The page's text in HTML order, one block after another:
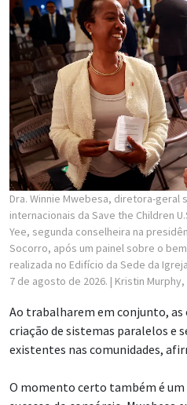
Dra. Winnie Mwebesa, diretora-
internacionais da Save the Children
Yee, segunda conselheira na
Socorro, após um painel sobre o
realizada no Edifício da Sede da
7 de agosto de 2026. | Kristin
Ao trabalharem em conjunto,
criação de sistemas paralelos e
existentes nas comunidades,
O momento certo também é